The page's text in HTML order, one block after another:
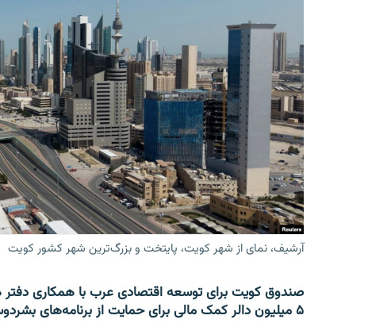
آرشیف، نمای از شهر کویت، پایتخت و بزرگ‌ترین شهر کشور کویت
صندوق کویت برای توسعه اقتصادی عرب با همکاری دفتر
۵ میلیون دالر کمک مالی برای حمایت از برنامه‌های بشردوستانه در افغانستان و سوریه اختصاص داد.